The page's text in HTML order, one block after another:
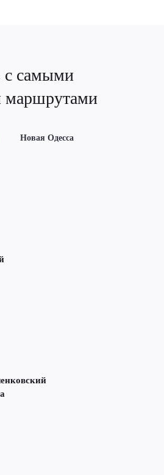
с самыми
маршрутами
Новая Одесса